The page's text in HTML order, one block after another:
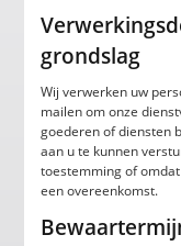
grondslag
Wij verwerken uw
mailen om onze
goederen of diensten
aan u te kunnen
toestemming of
een overeenkomst.